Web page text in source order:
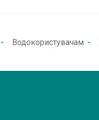
Водокористувачам